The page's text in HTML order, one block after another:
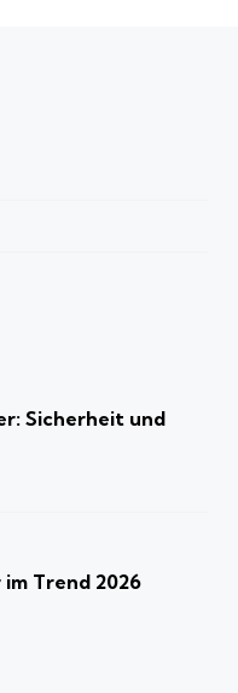
Sicherheit und
Trend 2026